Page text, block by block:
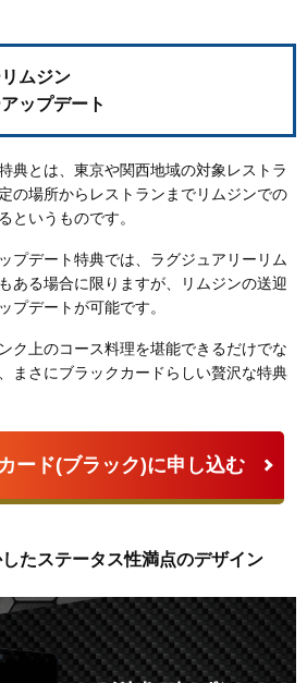
ムジン
ップデート
典とは、東京や関西地域の対象レストラ
の場所からレストランまで リムジンでの
というものです。
プデート特典では、ラグジュアリーリム
ある場合に限りますが、リムジンの送迎
プデート が可能です。
ク上のコース料理を堪能できるだけでな
まさにブラックカードらしい贅沢な特典
ード(ブラック)に申し込む
たステータス性満点のデザイン